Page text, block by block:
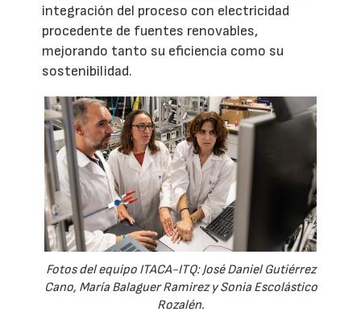
integración del proceso con electricidad
procedente de fuentes renovables,
mejorando tanto su eficiencia como su
sostenibilidad.
Fotos del equipo ITACA-ITQ: José Daniel Gutiérrez
Cano, María Balaguer Ramirez y Sonia Escolástico
Rozalén.